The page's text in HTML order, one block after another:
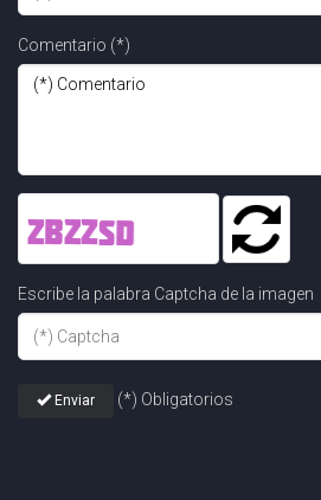
Comentario (*)
Escribe la palabra Captcha de la imagen
Enviar (*) Obligatorios